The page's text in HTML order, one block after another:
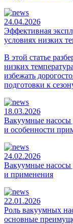
24.04.2026
Эффективная
условиях низких
В этой статье
низких
избежать
подготовки к
18.03.2026
Вакуумные насосы
и особенности
24.02.2026
Вакуумные насосы
и применения
22.01.2026
Роль вакуумных
основные